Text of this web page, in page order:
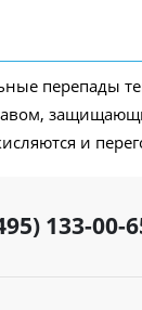
перепады
и
133-00-